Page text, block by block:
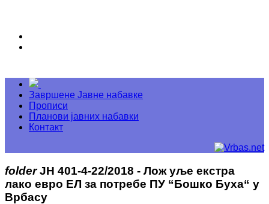
Завршене Јавне набавке
Прописи
Планови јавних набавки
Контакт
folder ЈН 401-4-22/2018 - Лож уље екстра
лако евро ЕЛ за потребе ПУ “Бошко Буха“ у
Врбасу